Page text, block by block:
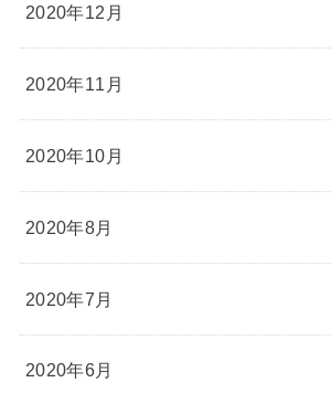
2020年12月
2020年11月
2020年10月
2020年8月
2020年7月
2020年6月